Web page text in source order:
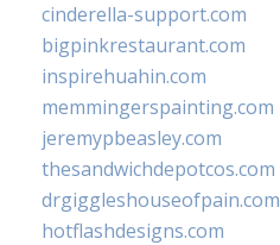
cinderella-support.com
bigpinkrestaurant.com
inspirehuahin.com
memmingerspainting.com
jeremypbeasley.com
thesandwichdepotcos.com
drgiggleshouseofpain.com
hotflashdesigns.com